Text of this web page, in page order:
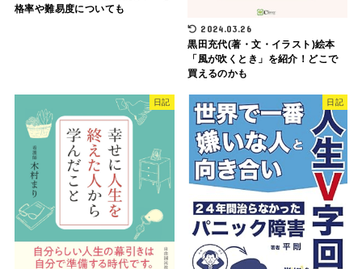
格率や難易度についても
2024.03.26
黒田充代(著・文・イラスト)絵本
「風が吹くとき」を紹介！どこで
買えるのかも
日記 日記